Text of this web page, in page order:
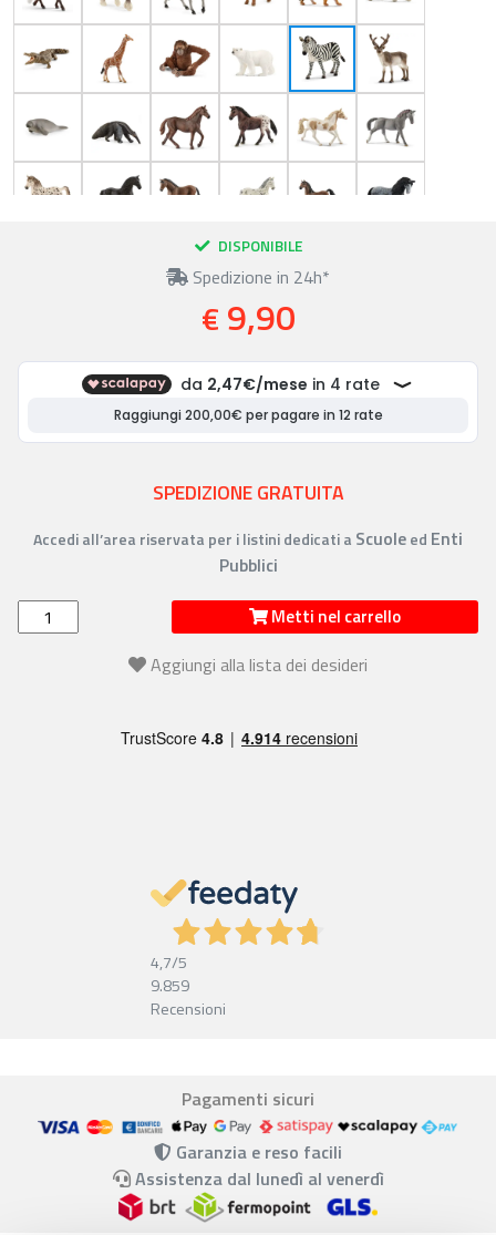
DISPONIBILE
Spedizione in 24h*
€ 9,90
SPEDIZIONE GRATUITA
Accedi all’area riservata per i listini dedicati a Scuoleed Enti
Pubblici
Metti nel carrello
Aggiungi alla lista dei desideri
4,7/5
9.859
Recensioni
Pagamenti sicuri
Garanzia e reso facili
Assistenza dal lunedì al venerdì